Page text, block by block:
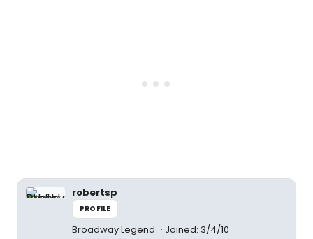
robertsp
PROFILE
Broadway Legend Joined: 3/4/10